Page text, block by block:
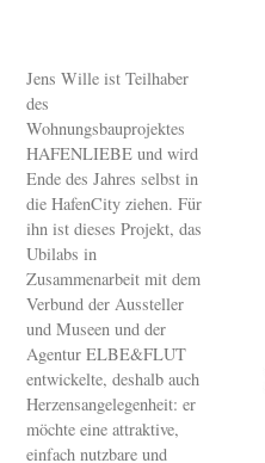
Jens Wille ist Teilhaber
des
Wohnungsbauprojektes
HAFENLIEBE und wird
Ende des Jahres selbst in
die HafenCity ziehen. Für
ihn ist dieses Projekt, das
Ubilabs in
Zusammenarbeit mit dem
Verbund der Aussteller
und Museen und der
Agentur ELBE&FLUT
entwickelte, deshalb auch
Herzensangelegenheit: er
möchte eine attraktive,
einfach nutzbare und